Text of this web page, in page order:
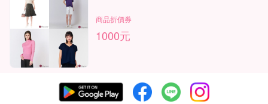
商品折價券
1000元